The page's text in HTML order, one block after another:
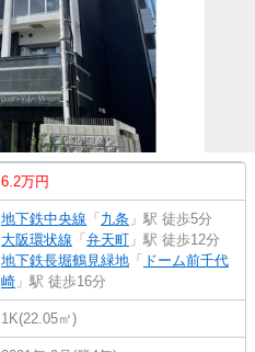
6.2万円
地下鉄中央線 「 九条 」駅 徒歩5分
大阪環状線 「 弁天町 」駅 徒歩12分
地下鉄長堀鶴見緑地 「 ドーム前千代
崎 」駅 徒歩16分
1K(22.05㎡)